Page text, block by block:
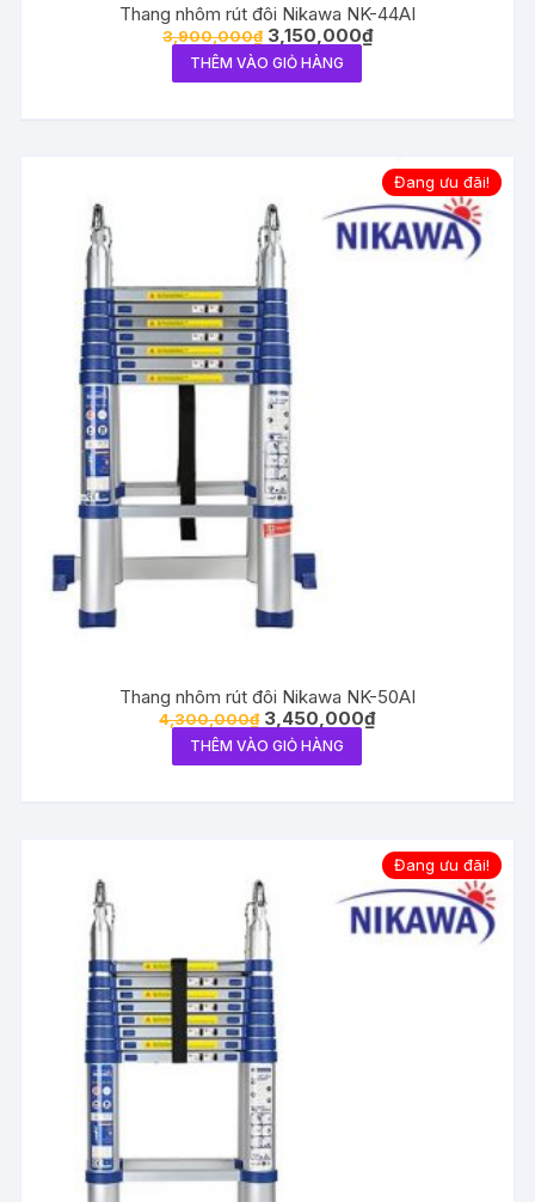
Thang nhôm rút đôi Nikawa NK-44AI
3,900,000₫ 3,150,000₫
THÊM VÀO GIỎ HÀNG
Đang ưu đãi!
Thang nhôm rút đôi Nikawa NK-50AI
4,300,000₫ 3,450,000₫
THÊM VÀO GIỎ HÀNG
Đang ưu đãi!